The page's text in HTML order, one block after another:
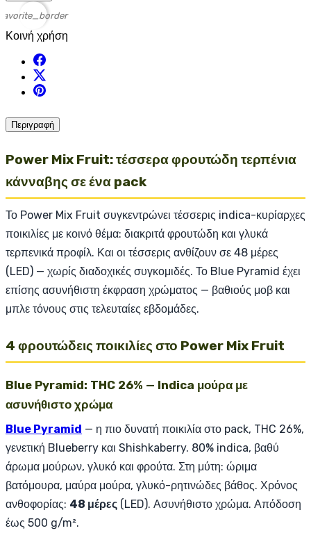
favorite_border
Κοινή χρήση
Περιγραφή
Power Mix Fruit: τέσσερα φρουτώδη τερπένια
κάνναβης σε ένα pack
Το Power Mix Fruit συγκεντρώνει τέσσερις indica-κυρίαρχες
ποικιλίες με κοινό θέμα: διακριτά φρουτώδη και γλυκά
τερπενικά προφίλ. Και οι τέσσερις ανθίζουν σε 48 μέρες
(LED) — χωρίς διαδοχικές συγκομιδές. Το Blue Pyramid έχει
επίσης ασυνήθιστη έκφραση χρώματος — βαθιούς μοβ και
μπλε τόνους στις τελευταίες εβδομάδες.
4 φρουτώδεις ποικιλίες στο Power Mix Fruit
Blue Pyramid: THC 26% — Indica μούρα με
ασυνήθιστο χρώμα
Blue Pyramid — η πιο δυνατή ποικιλία στο pack, THC 26%,
γενετική Blueberry και Shishkaberry. 80% indica, βαθύ
άρωμα μούρων, γλυκό και φρούτα. Στη μύτη: ώριμα
βατόμουρα, μαύρα μούρα, γλυκό-ρητινώδες βάθος. Χρόνος
ανθοφορίας: 48 μέρες (LED). Ασυνήθιστο χρώμα. Απόδοση
έως 500 g/m².